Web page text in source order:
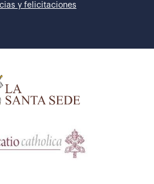
y felicitaciones